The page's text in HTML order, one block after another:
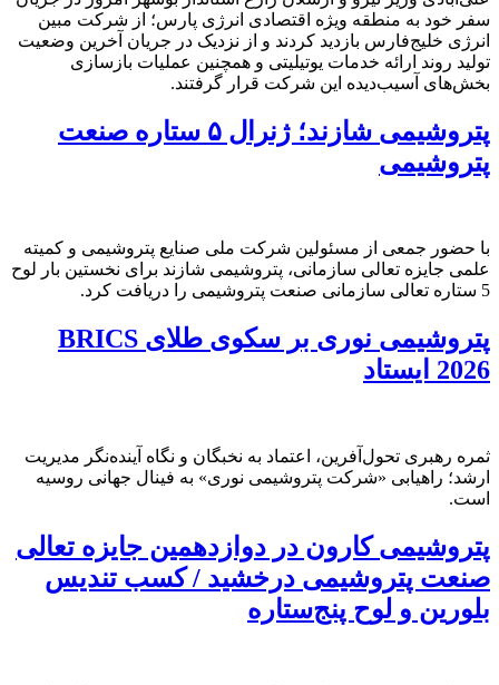
سفر خود به منطقه ویژه اقتصادی انرژی پارس؛ از شرکت مبین
انرژی خلیج‌فارس بازدید کردند و از نزدیک در جریان آخرین وضعیت
تولید روند ارائه خدمات یوتیلیتی و همچنین عملیات بازسازی
بخش‌های آسیب‌دیده این شرکت قرار گرفتند.
پتروشیمی شازند؛ ژنرال ۵ ستاره صنعت
پتروشیمی
با حضور جمعی از مسئولین شرکت ملی صنایع پتروشیمی و کمیته
علمی جایزه تعالی سازمانی، پتروشیمی شازند برای نخستین بار لوح
5 ستاره تعالی سازمانی صنعت پتروشیمی را دریافت کرد.
پتروشیمی نوری بر سکوی طلای BRICS
2026 ایستاد
ثمره رهبری تحول‌آفرین، اعتماد به نخبگان و نگاه آینده‌نگر مدیریت
ارشد؛ راهیابی «شرکت پتروشیمی نوری» به فینال جهانی روسیه
است.
پتروشیمی کارون در دوازدهمین جایزه تعالی
صنعت پتروشیمی درخشید / کسب تندیس
بلورین و لوح پنج‌ستاره